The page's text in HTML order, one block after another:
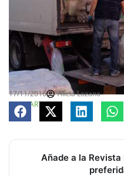
17/11/2016
Alicia Lozano
COMPARTE
Añade a la